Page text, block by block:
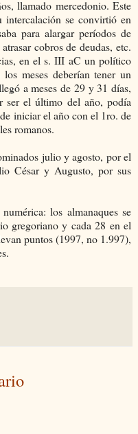
llamado mercedonio. Este
intercalación se convirtió en
para alargar períodos de
cobros de deudas, etc.
en el s. III aC un político
meses deberían tener un
a meses de 29 y 31 días,
ser el último del año, podía
iniciar el año con el 1ro. de
romanos.
julio y agosto, por el
César y Augusto, por sus
los almanaques se
gregoriano y cada 28 en el
puntos (1997, no 1.997),